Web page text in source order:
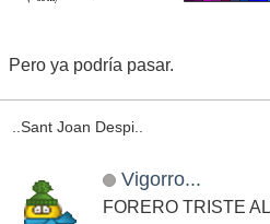
Pero ya podría pasar.
..Sant Joan Despi..
Vigorro...
FORERO TRISTE